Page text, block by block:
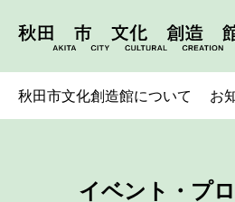
秋田市文化創造館について お
イベント・プ